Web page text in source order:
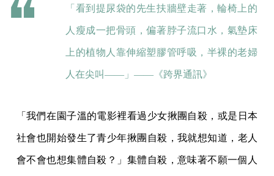
「看到提尿袋的先生扶牆壁走著，輪椅上的
人瘦成一把骨頭，偏著脖子流口水，氣墊床
上的植物人靠伸縮塑膠管呼吸，半裸的老婦
人在尖叫——」——《跨界通訊》
「我們在園子溫的電影裡看過少女揪團自殺，或是日本
社會也開始發生了青少年揪團自殺，我就想知道，老人
會不會也想集體自殺？」集體自殺，意味著不願一個人